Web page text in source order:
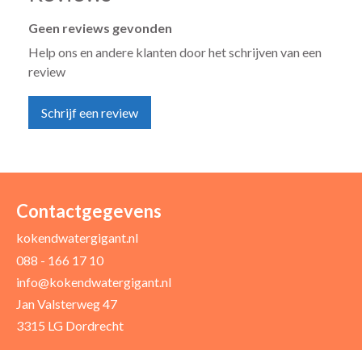
Geen reviews gevonden
Help ons en andere klanten door het schrijven van een
review
Schrijf een review
Uw naam *
Uw recensie *
Contactgegevens
kokendwatergigant.nl
088 - 166 17 10
info@kokendwatergigant.nl
Jan Valsterweg 47
3315 LG Dordrecht